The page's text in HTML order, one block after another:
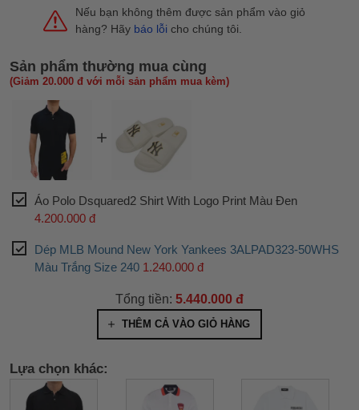
Nếu bạn không thêm được sản phẩm vào giỏ
hàng? Hãy báo lỗi cho chúng tôi.
Sản phẩm thường mua cùng
(Giảm 20.000 đ với mỗi sản phẩm mua kèm)
Áo Polo Dsquared2 Shirt With Logo Print Màu Đen
4.200.000 đ
Dép MLB Mound New York Yankees 3ALPAD323-50WHS
Màu Trắng Size 240 1.240.000 đ
Tổng tiền: 5.440.000 đ
THÊM CẢ VÀO GIỎ HÀNG
Lựa chọn khác: